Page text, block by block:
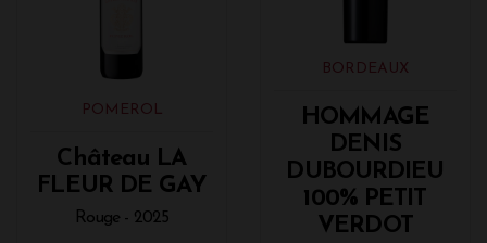
POMEROL
Château LA
FLEUR DE GAY
Rouge - 2025
BORDEAUX
HOMMAGE
DENIS
DUBOURDIEU
100% PETIT
VERDOT